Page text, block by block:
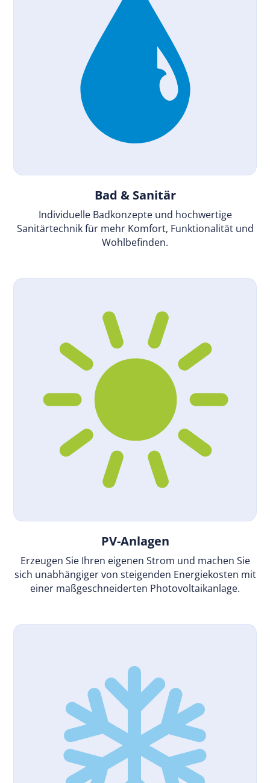
Bad & Sanitär
Individuelle Badkonzepte und hochwertige
Sanitärtechnik für mehr Komfort, Funktionalität und
Wohlbefinden.
PV-Anlagen
Erzeugen Sie Ihren eigenen Strom und machen Sie
sich unabhängiger von steigenden Energiekosten mit
einer maßgeschneiderten Photovoltaikanlage.